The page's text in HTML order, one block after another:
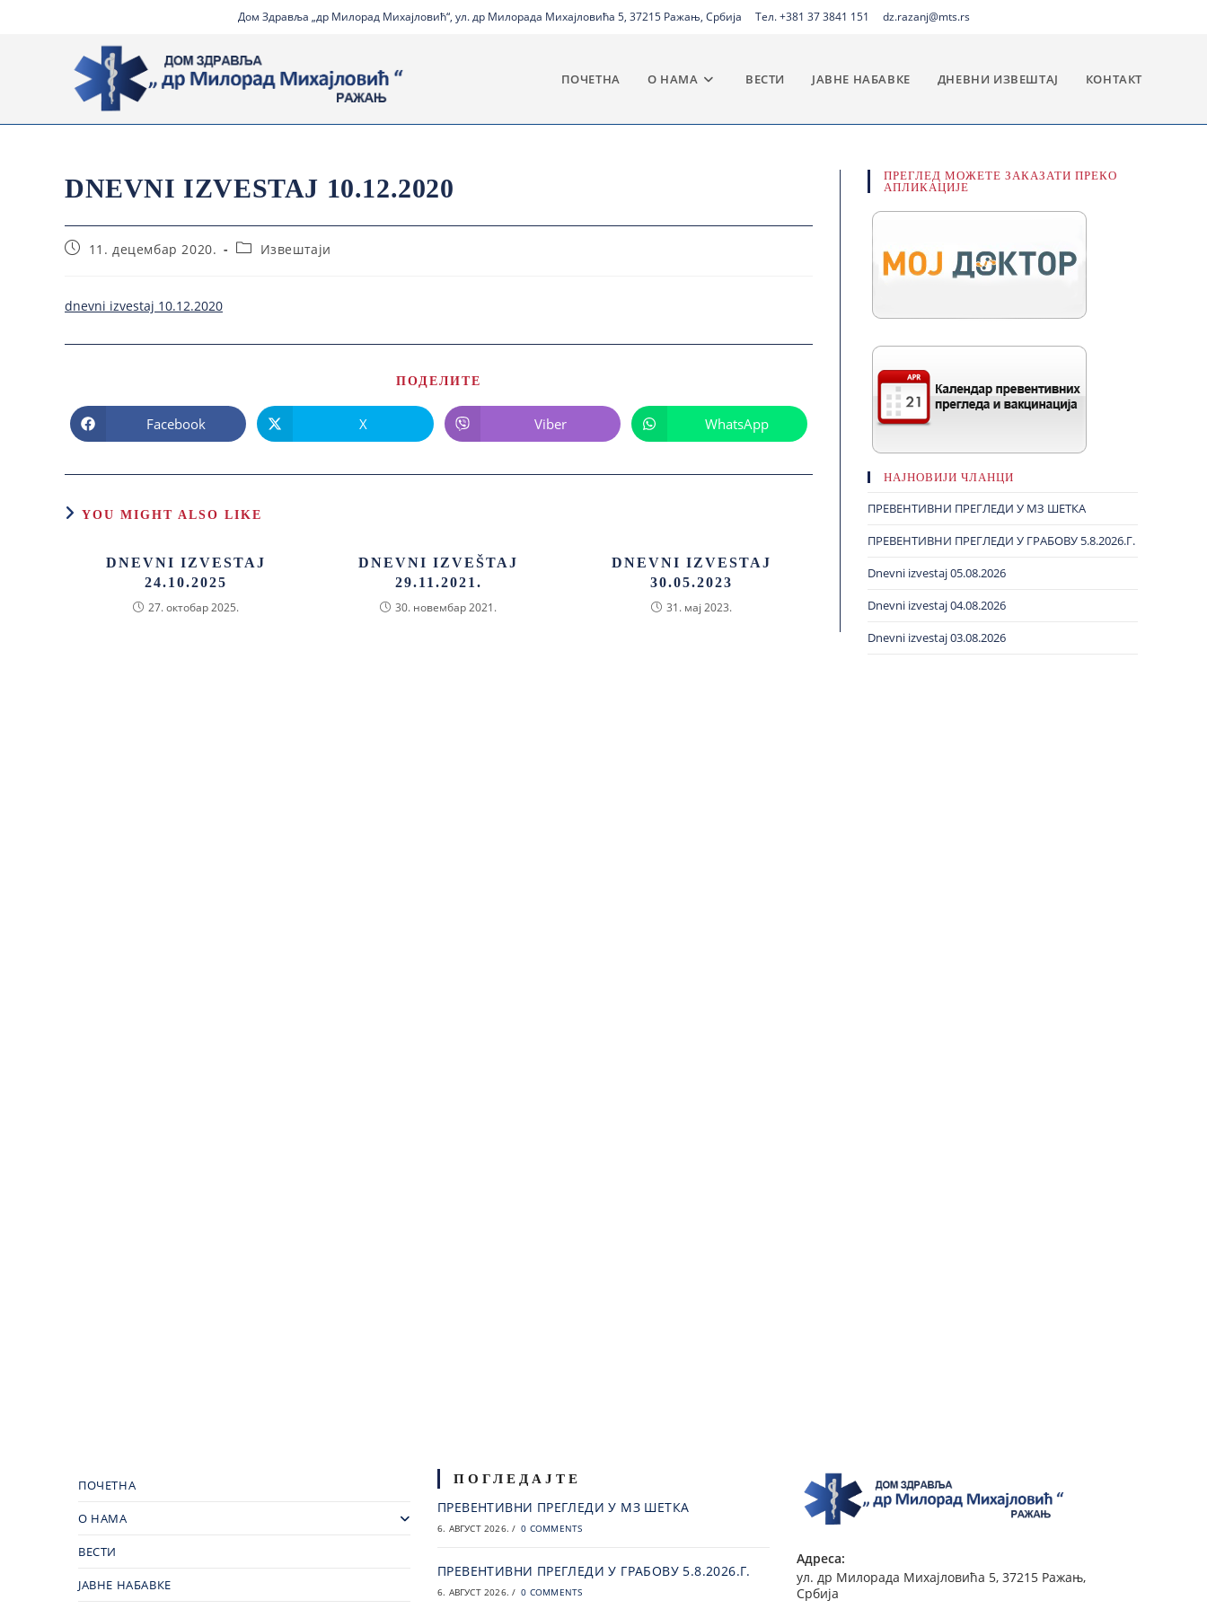
Дом Здравља „др Милорад Михајловић“, ул. др Милорада Михајловића 5, 37215 Ражањ, Србија Тел. +381 37 3841 151 dz.razanj@mts.rs
ПОЧЕТНА О НАМА ВЕСТИ ЈАВНЕ НАБАВКЕ ДНЕВНИ ИЗВЕШТАЈ КОНТАКТ
DNEVNI IZVESTAJ 10.12.2020
11. децембар 2020. Извештаји
dnevni izvestaj 10.12.2020
ПОДЕЛИТЕ
Facebook X Viber WhatsApp
YOU MIGHT ALSO LIKE
DNEVNI IZVESTAJ
24.10.2025
27. октобар 2025.
DNEVNI IZVEŠTAJ
29.11.2021.
30. новембар 2021.
DNEVNI IZVESTAJ
30.05.2023
31. мај 2023.
ПРЕГЛЕД МОЖЕТЕ ЗАКАЗАТИ ПРЕКО
АПЛИКАЦИЈЕ
НАЈНОВИЈИ ЧЛАНЦИ
ПРЕВЕНТИВНИ ПРЕГЛЕДИ У МЗ ШЕТКА
ПРЕВЕНТИВНИ ПРЕГЛЕДИ У ГРАБОВУ 5.8.2026.Г.
Dnevni izvestaj 05.08.2026
Dnevni izvestaj 04.08.2026
Dnevni izvestaj 03.08.2026
ПОЧЕТНА
О НАМА
ВЕСТИ
ЈАВНЕ НАБАВКЕ
ПОГЛЕДАЈТЕ
ПРЕВЕНТИВНИ ПРЕГЛЕДИ У МЗ ШЕТКА
6. АВГУСТ 2026. / 0 COMMENTS
ПРЕВЕНТИВНИ ПРЕГЛЕДИ У ГРАБОВУ 5.8.2026.Г.
6. АВГУСТ 2026. / 0 COMMENTS
Адреса:
ул. др Милорада Михајловића 5, 37215 Ражањ,
Србија